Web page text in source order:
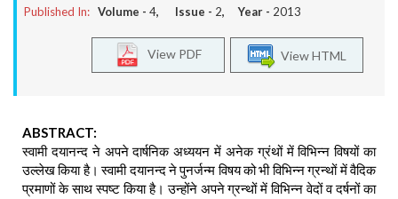
Published In: Volume - 4, Issue - 2, Year - 2013
View HTML
View PDF
ABSTRACT:
स्वामी दयानन्द ने अपने दार्षनिक अध्ययन में अनेक ग्रंथों में विभिन्न विषयों का
उल्लेख किया है। स्वामी दयानन्द ने पुनर्जन्म विषय को भी विभिन्न ग्रन्थों में वैदिक
प्रमाणों के साथ स्पष्ट किया है। उन्होंने अपने ग्रन्थों में विभिन्न वेदों व दर्षनों का